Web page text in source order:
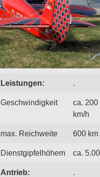
Leistungen: .
Geschwindigkeit
ca. 200
km/h
max. Reichweite 600 km
Dienstgipfelhöhem ca.
Antrieb: .